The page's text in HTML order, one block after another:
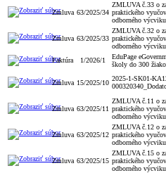
Zmluva 63/2025/34
ZMLUVA č.33 o
praktického
odborného výcviku
Zmluva 63/2025/33
ZMLUVA č.32 o
praktického
odborného výcviku
Faktúra 1/2026/1
EduPage
školy do 300
Zmluva 15/2025/10
2025-1-SK01-
Zmluva 63/2025/11
ZMLUVA č.11 o
praktického
odborného výcviku
Zmluva 63/2025/12
ZMLUVA č.12 o
praktického
odborného výcviku
Zmluva 63/2025/15
ZMLUVA č.15 o
praktického
odborného výcviku